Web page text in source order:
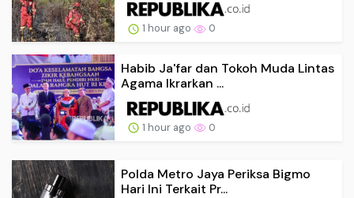
1 hour ago 0
Habib Ja'far dan Tokoh Muda Lintas
Agama Ikrarkan ...
1 hour ago 0
Polda Metro Jaya Periksa Bigmo
Hari Ini Terkait Pr...